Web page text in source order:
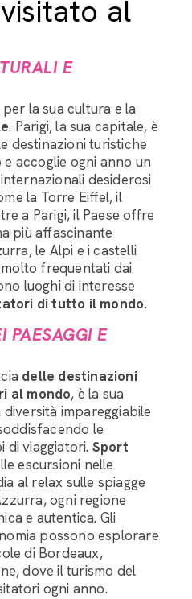
al
E
la sua cultura e la
. Parigi, la sua capitale, è
destinazioni turistiche
accoglie ogni anno un
desiderosi
la Torre Eiffel, il
a Parigi, il Paese offre
più affascinante
le Alpi e i castelli
frequentati dai
luoghi di interesse
di tutto il mondo.
PAESAGGI E
delle destinazioni
al mondo, è la sua
impareggiabile
le
di viaggiatori. Sport
escursioni nelle
al relax sulle spiagge
ogni regione
e autentica. Gli
possono esplorare
di Bordeaux,
dove il turismo del
ogni anno.
Bagaglieri LRC
nell'organizzazione